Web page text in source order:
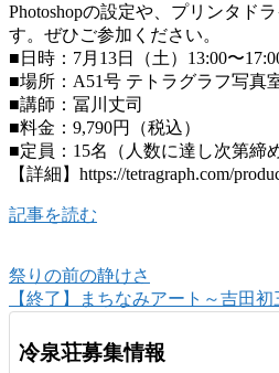
Photoshopの設定や、プリンタド
す。ぜひご参加ください。
■日時：7月13日（土）13:00〜
■場所：A51号 テトラグラフ写真
■講師：冨川丈司
■料金：9,790円（税込）
■定員：15名（人数に達し次第締
【詳細】https://tetragraph.com/
記事を読む
祭りの前の静けさ
【終了】まちなみアート～吉田
冷泉荘募集情報